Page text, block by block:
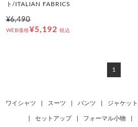
ト/ITALIAN FABRICS
¥6,490
WEB価格¥5,192 税込
1
ワイシャツ スーツ パンツ ジャケット
セットアップ フォーマル小物